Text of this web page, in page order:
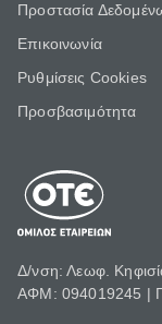
Προστασία
Επικοινωνία
Ρυθμίσεις Cookies
Προσβασιμότητα
Δ/νση: Λεωφ.
ΑΦΜ: 094019245 |